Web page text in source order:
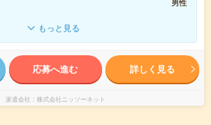
男性
もっと見る
応募へ進む 詳しく見る
派遣会社 株式会社ニッソーネット